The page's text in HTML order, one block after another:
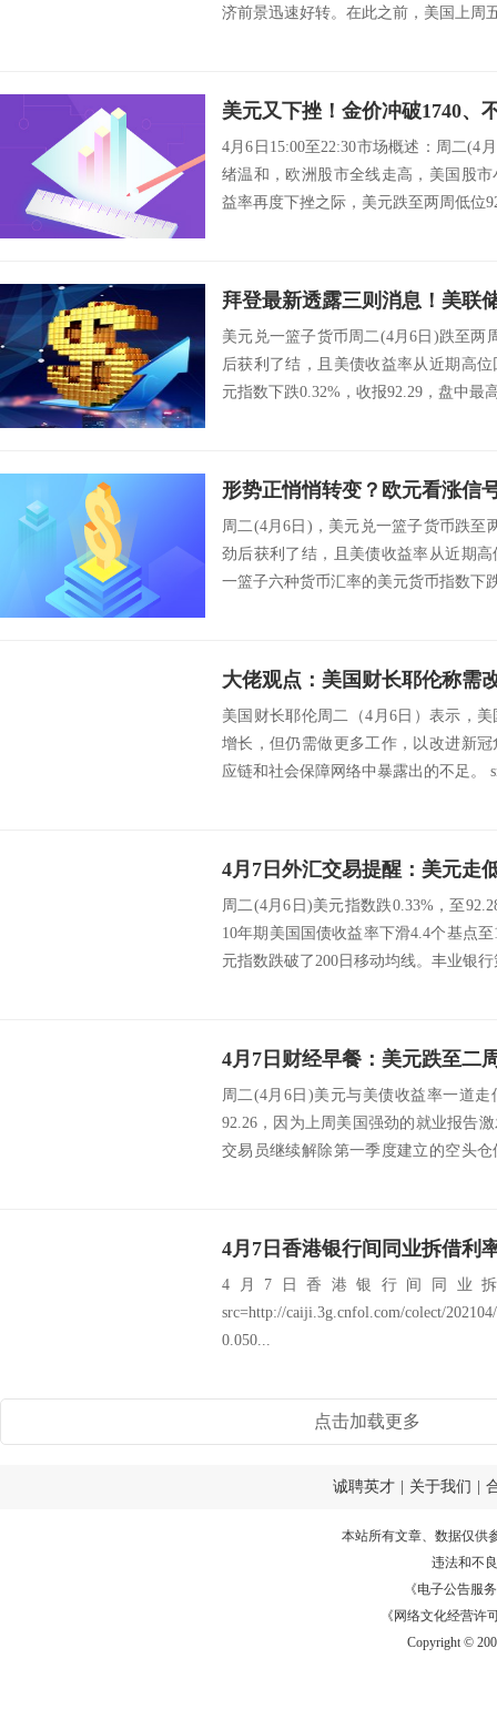
济前景迅速好转。在此之前，美国上周
美元又下挫！金价冲破1740、
4月6日15:00至22:30市场概述：周二(4
绪温和，欧洲股市全线走高，美国股
益率再度下挫之际，美元跌至两周低位
美元兑一篮子货币周二(4月6日)跌至两
后获利了结，且美债收益率从近期高
元指数下跌0.32%，收报92.29，盘中最
周二(4月6日)，美元兑一篮子货币跌至
劲后获利了结，且美债收益率从近期
一篮子六种货币汇率的美元货币指数下
美国财长耶伦周二（4月6日）表示，
增长，但仍需做更多工作，以改进新
应链和社会保障网络中暴露出的不足。
周二(4月6日)美元指数跌0.33%，至
10年期美国国债收益率下滑4.4个基点
元指数跌破了200日移动均线。丰业银
周二(4月6日)美元与美债收益率一道
92.26，因为上周美国强劲的就业报告
交易员继续解除第一季度建立的空头
4月7日香港银行间同业拆借利
4月7日香港银行间同业拆
src=http://caiji.3g.cnfol.com/colect/
0.050...
点击加载更多
诚聘英才 关于我们
本站所有文章、数据仅供
违法和不
《电子公告服务
《网络文化经营许
Copyright ©